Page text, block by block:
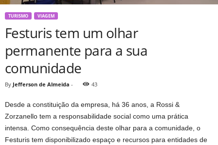
TURISMO VIAGEM
Festuris tem um olhar
permanente para a sua
comunidade
By Jefferson de Almeida - 43
Desde a constituição da empresa, há 36 anos, a Rossi &
Zorzanello tem a responsabilidade social como uma prática
intensa. Como consequência deste olhar para a comunidade, o
Festuris tem disponibilizado espaço e recursos para entidades de